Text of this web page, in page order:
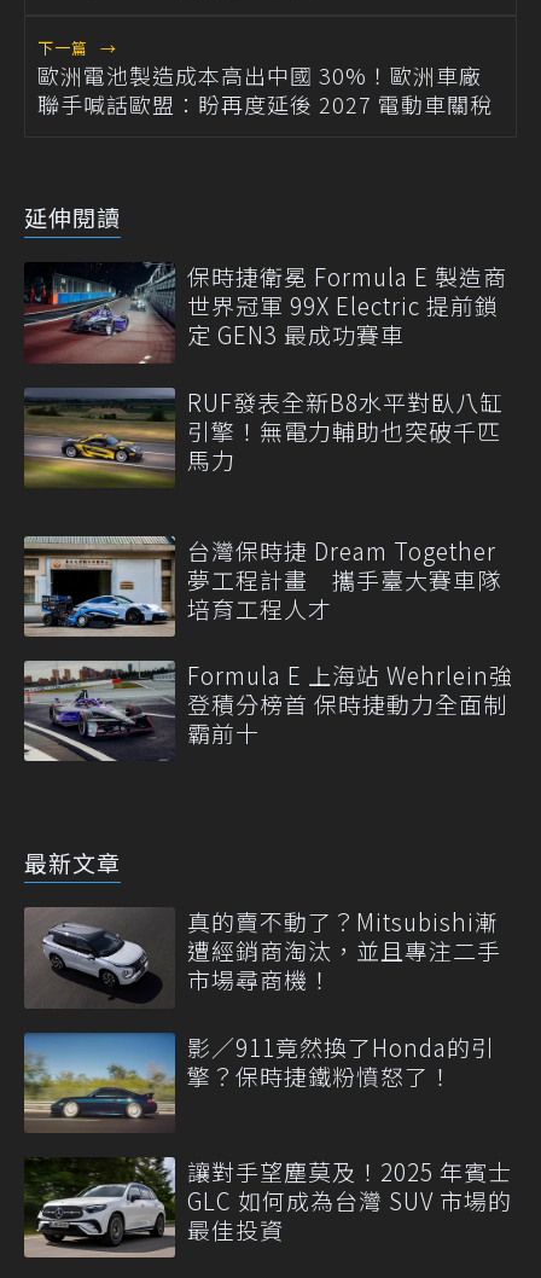
下一篇 →
歐洲電池製造成本高出中國 30%！歐洲車廠
聯手喊話歐盟：盼再度延後 2027 電動車關稅
延伸閱讀
保時捷衛冕 Formula E 製造商
世界冠軍 99X Electric 提前鎖
定 GEN3 最成功賽車
RUF發表全新B8水平對臥八缸
引擎！無電力輔助也突破千匹
馬力
台灣保時捷 Dream Together
夢工程計畫 攜手臺大賽車隊
培育工程人才
Formula E 上海站 Wehrlein強
登積分榜首 保時捷動力全面制
霸前十
最新文章
真的賣不動了？Mitsubishi漸
遭經銷商淘汰，並且專注二手
市場尋商機！
影／911竟然換了Honda的引
擎？保時捷鐵粉憤怒了！
讓對手望塵莫及！2025 年賓士
GLC 如何成為台灣 SUV 市場的
最佳投資